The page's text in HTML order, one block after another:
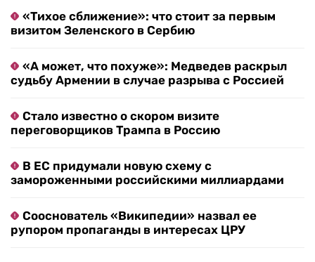
«Тихое сближение»: что стоит за первым
визитом Зеленского в Сербию
«А может, что похуже»: Медведев раскрыл
судьбу Армении в случае разрыва с Россией
Стало известно о скором визите
переговорщиков Трампа в Россию
В ЕС придумали новую схему с
замороженными российскими миллиардами
Сооснователь «Википедии» назвал ее
рупором пропаганды в интересах ЦРУ